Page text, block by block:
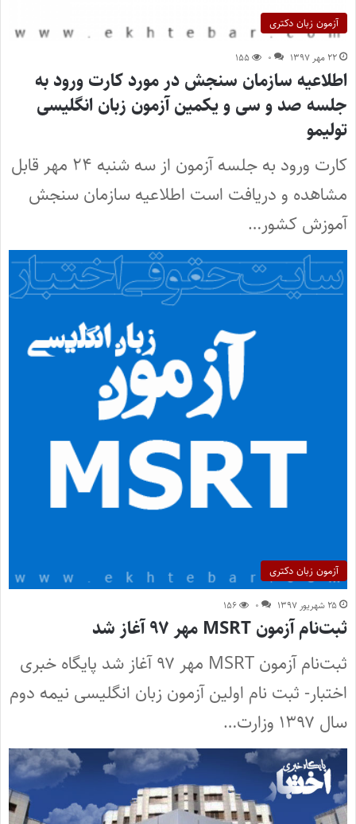
آزمون زبان دکتری
۲۲ مهر ۱۳۹۷ ۰ ۱۵۵
اطلاعیه سازمان سنجش در مورد کارت ورود به
جلسه صد و سی‌ و یکمین آزمون زبان انگلیسی
تولیمو
کارت ورود به جلسه آزمون از سه شنبه ۲۴ مهر قابل
مشاهده و دریافت است اطلاعیه سازمان‌ سنجش‌
آموزش‌ کشور…
آزمون زبان دکتری
۲۵ شهریور ۱۳۹۷ ۰ ۱۵۶
ثبت‌‌نام آزمون MSRT مهر ۹۷ آغاز شد
ثبت‌‌نام آزمون MSRT مهر ۹۷ آغاز شد پایگاه خبری
اختبار- ثبت نام اولین آزمون زبان انگلیسی نیمه دوم
سال ۱۳۹۷ وزارت…